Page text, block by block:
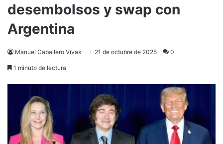
desembolsos y swap con
Argentina
Manuel Caballero Vivas 21 de octubre de 2025 0
1 minuto de lectura